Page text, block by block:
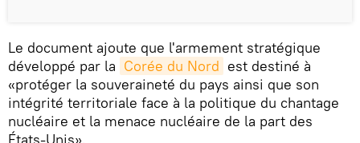
Le document ajoute que l'armement stratégique
développé par la Corée du Nord est destiné à
«protéger la souveraineté du pays ainsi que son
intégrité territoriale face à la politique du chantage
nucléaire et la menace nucléaire de la part des
États-Unis».